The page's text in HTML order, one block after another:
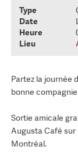
Type
Date
Heure
Lieu
Partez la journée
bonne
Sortie amicale
Augusta Café sur
Montréal.